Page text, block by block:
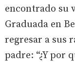
encontrado su
Graduada en
regresar a sus
padre: “¿Y por